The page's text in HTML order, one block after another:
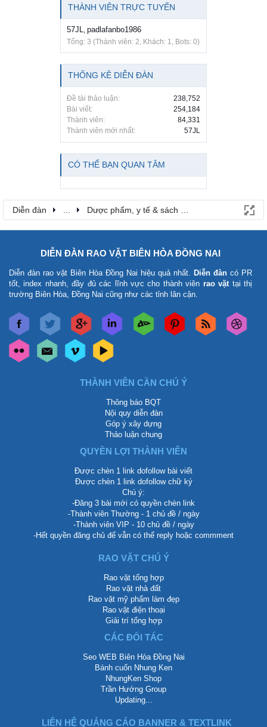
THÀNH VIÊN TRỰC TUYẾN
57JL, padlafanbo1986
Tổng: 3 (Thành viên: 2, Khách: 1, Bots: 0)
THỐNG KÊ DIỄN ĐÀN
Đề tài thảo luận:
238,752
Bài viết:
254,184
Thành viên:
84,331
Thành viên mới nhất:
57JL
CÓ THỂ BẠN QUAN TÂM
Diễn đàn Dược phẩm, y tế & sách báo
DIỄN ĐÀN RAO VẶT BIÊN HÒA ĐỒNG NAI
Diễn đàn rao vặt Biên Hòa Đồng Nai hiệu quả nhất. Diễn đàn có PR
tốt, index nhanh, đầy đủ các lĩnh vực cho thành viên rao vặttại thị
trường Biên Hòa, Đồng Nai cũng như các tỉnh lân cận.
THÀNH VIÊN CẦN CHÚ Ý
Thông báo BQT
Nội quy diễn đàn
Góp ý xây dựng
Thảo luận chung
QUYỀN LỢI THÀNH VIÊN
Được chèn 1 link dofollow bài viết
Được chèn 1 link dofollow chữ ký
Chú ý:
-Đăng 3 bài mới có quyền chèn link
-Thành viên Thường - 1 chủ đề / ngày
-Thành viên VIP - 10 chủ đề / ngày
-Hết quyền đăng chủ để vẫn có thể reply hoặc commment
RAO VẶT CHÚ Ý
Rao vặt tổng hợp
Rao vặt nhà đất
Rao vặt mỹ phẩm làm đẹp
Rao vặt điện thoại
Giải trí tổng hợp
CÁC ĐỐI TÁC
Seo WEB Biên Hòa Đồng Nai
Bánh cuốn Nhung Ken
NhungKen Shop
Trần Hướng Group
Updating...
LIÊN HỆ QUẢNG CÁO BANNER & TEXTLINK